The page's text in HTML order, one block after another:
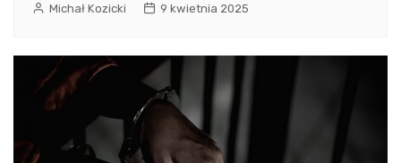
Michał Kozicki 9 kwietnia 2025